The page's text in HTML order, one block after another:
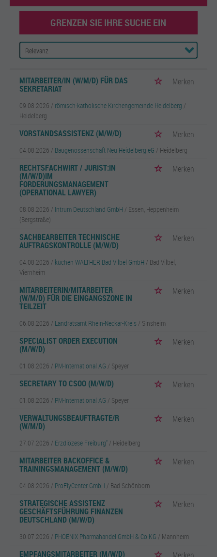
GRENZEN SIE IHRE SUCHE EIN
MITARBEITER/IN (W/M/D) FÜR DAS
SEKRETARIAT
Merken
09.08.2026 / römisch-katholische Kirchengemeinde Heidelberg /
Heidelberg
VORSTANDSASSISTENZ (M/W/D) Merken
04.08.2026 / Baugenossenschaft Neu Heidelberg eG / Heidelberg
RECHTSFACHWIRT / JURIST:IN
(M/W/D)IM
FORDERUNGSMANAGEMENT
(OPERATIONAL LAWYER)
Merken
08.08.2026 / Intrum Deutschland GmbH / Essen, Heppenheim
(Bergstraße)
SACHBEARBEITER TECHNISCHE
AUFTRAGSKONTROLLE (M/W/D)
Merken
04.08.2026 / küchen WALTHER Bad Vilbel GmbH / Bad Vilbel,
Viernheim
MITARBEITERIN/MITARBEITER
(W/M/D) FÜR DIE EINGANGSZONE IN
TEILZEIT
Merken
06.08.2026 / Landratsamt Rhein-Neckar-Kreis / Sinsheim
SPECIALIST ORDER EXECUTION
(M/W/D)
Merken
01.08.2026 / PM-International AG / Speyer
SECRETARY TO CSOO (M/W/D) Merken
01.08.2026 / PM-International AG / Speyer
VERWALTUNGSBEAUFTRAGTE/R
(W/M/D)
Merken
27.07.2026 / Erzdiözese Freiburg'' / Heidelberg
MITARBEITER BACKOFFICE &
TRAININGSMANAGEMENT (M/W/D)
Merken
04.08.2026 / ProFlyCenter GmbH / Bad Schönborn
STRATEGISCHE ASSISTENZ
GESCHÄFTSFÜHRUNG FINANZEN
DEUTSCHLAND (M/W/D)
Merken
30.07.2026 / PHOENIX Pharmahandel GmbH & Co KG / Mannheim
EMPFANGSMITARBEITER (M/W/D)